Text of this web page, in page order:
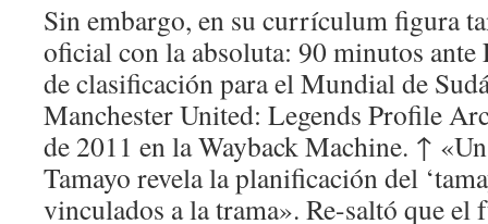
Sin embargo, en su currículum figura
oficial con la absoluta: 90 minutos ante
de clasificación para el Mundial de
Manchester United: Legends Profile
de 2011 en la Wayback Machine. ↑
Tamayo revela la planificación del
vinculados a la trama». Re-saltó que el